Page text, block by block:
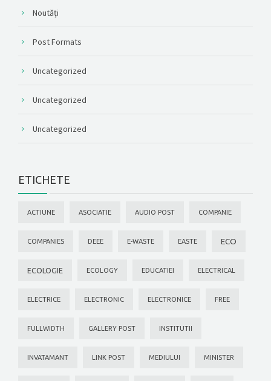
Noutăți
Post Formats
Uncategorized
Uncategorized
Uncategorized
ETICHETE
ACTIUNE ASOCIATIE AUDIO POST COMPANIE
COMPANIES DEEE E-WASTE EASTE ECO
ECOLOGIE ECOLOGY EDUCATIEI ELECTRICAL
ELECTRICE ELECTRONIC ELECTRONICE FREE
FULLWIDTH GALLERY POST INSTITUTII
INVATAMANT LINK POST MEDIULUI MINISTER